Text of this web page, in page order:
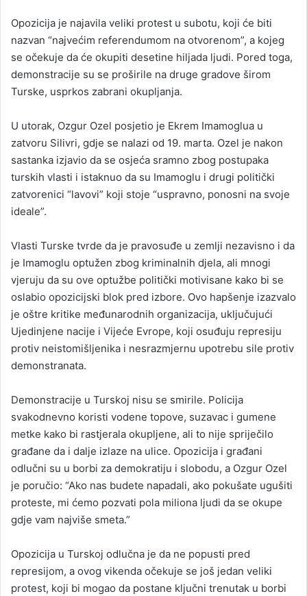
Opozicija je najavila veliki protest u subotu, koji će biti
nazvan “najvećim referendumom na otvorenom”, a kojeg
se očekuje da će okupiti desetine hiljada ljudi. Pored toga,
demonstracije su se proširile na druge gradove širom
Turske, usprkos zabrani okupljanja.
U utorak, Ozgur Ozel posjetio je Ekrem Imamoglua u
zatvoru Silivri, gdje se nalazi od 19. marta. Ozel je nakon
sastanka izjavio da se osjeća sramno zbog postupaka
turskih vlasti i istaknuo da su Imamoglu i drugi politički
zatvorenici “lavovi” koji stoje “uspravno, ponosni na svoje
ideale”.
Vlasti Turske tvrde da je pravosuđe u zemlji nezavisno i da
je Imamoglu optužen zbog kriminalnih djela, ali mnogi
vjeruju da su ove optužbe politički motivisane kako bi se
oslabio opozicijski blok pred izbore. Ovo hapšenje izazvalo
je oštre kritike međunarodnih organizacija, uključujući
Ujedinjene nacije i Vijeće Evrope, koji osuđuju represiju
protiv neistomišljenika i nesrazmjernu upotrebu sile protiv
demonstranata.
Demonstracije u Turskoj nisu se smirile. Policija
svakodnevno koristi vodene topove, suzavac i gumene
metke kako bi rastjerala okupljene, ali to nije spriječilo
građane da i dalje izlaze na ulice. Opozicija i građani
odlučni su u borbi za demokratiju i slobodu, a Ozgur Ozel
je poručio: “Ako nas budete napadali, ako pokušate ugušiti
proteste, mi ćemo pozvati pola miliona ljudi da se okupe
gdje vam najviše smeta.”
Opozicija u Turskoj odlučna je da ne popusti pred
represijom, a ovog vikenda očekuje se još jedan veliki
protest, koji bi mogao da postane ključni trenutak u borbi